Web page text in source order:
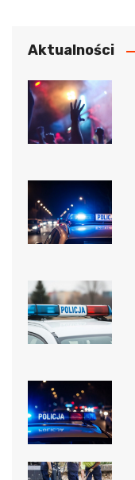
Aktualności